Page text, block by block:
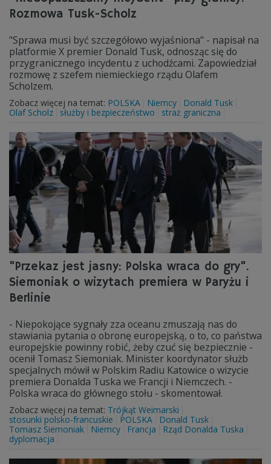
Rozmowa Tusk-Scholz
"Sprawa musi być szczegółowo wyjaśniona" - napisał na
platformie X premier Donald Tusk, odnosząc się do
przygranicznego incydentu z uchodźcami. Zapowiedział
rozmowę z szefem niemieckiego rządu Olafem
Scholzem.
Zobacz więcej na temat: POLSKA Niemcy
Donald Tusk
Olaf Scholz
służby i bezpieczeństwo straż graniczna
"Przekaz jest jasny: Polska wraca do gry".
Siemoniak o wizytach premiera w Paryżu i
Berlinie
- Niepokojące sygnały zza oceanu zmuszają nas do
stawiania pytania o obronę europejską, o to, co państwa
europejskie powinny robić, żeby czuć się bezpiecznie -
ocenił Tomasz Siemoniak. Minister koordynator służb
specjalnych mówił w Polskim Radiu Katowice o wizycie
premiera Donalda Tuska we Francji i Niemczech. -
Polska wraca do głównego stołu - skomentował.
Zobacz więcej na temat: Trójkąt Weimarski
stosunki polsko-francuskie
POLSKA
Donald Tusk
Tomasz Siemoniak
Niemcy Francja
Rząd Donalda Tuska
dyplomacja